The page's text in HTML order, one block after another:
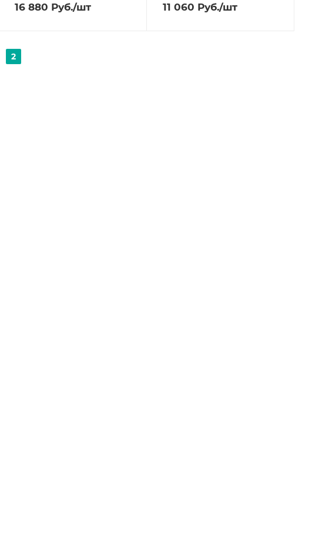
16 880 Руб./шт 11 060 Руб./шт
2